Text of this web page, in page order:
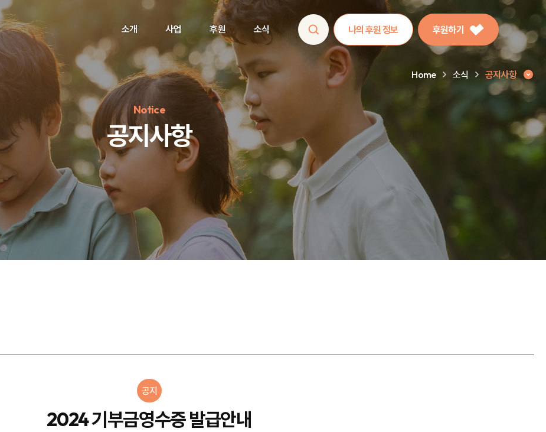
소개 사업 후원 소식 나의 후원 정보 후원하기
#정기후원#하트플레이스#캠페인 #팬덤후원
Home 소식 공지사항
Notice
공지사항
공지
2024 기부금영수증 발급안내